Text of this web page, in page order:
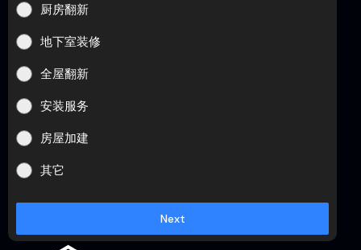
厨房翻新
地下室装修
全屋翻新
安装服务
房屋加建
其它
Next